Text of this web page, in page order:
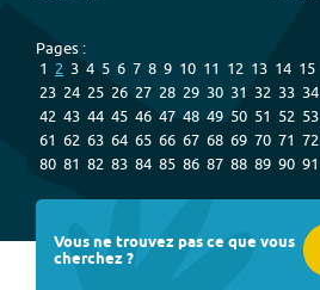
Pages :
1 2 3 4 5 6 7 8 9 10 11 12 13 14 15
23 24 25 26 27 28 29 30 31 32 33 34
42 43 44 45 46 47 48 49 50 51 52 53
61 62 63 64 65 66 67 68 69 70 71 72
80 81 82 83 84 85 86 87 88 89 90 91
Vous ne trouvez pas ce que vous
cherchez ?